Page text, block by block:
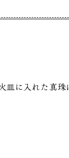
に入れた真